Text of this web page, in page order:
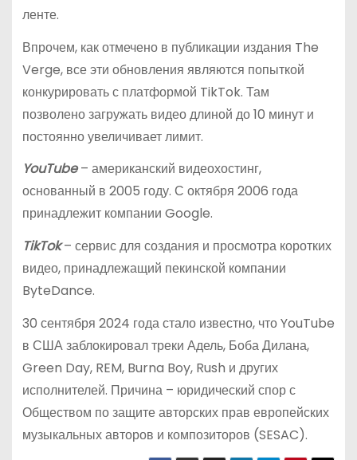
ленте.
Впрочем, как отмечено в публикации издания The
Verge, все эти обновления являются попыткой
конкурировать с платформой TikTok. Там
позволено загружать видео длиной до 10 минут и
постоянно увеличивает лимит.
YouTube– американский видеохостинг,
основанный в 2005 году. С октября 2006 года
принадлежит компании Google.
TikTok– сервис для создания и просмотра коротких
видео, принадлежащий пекинской компании
ByteDance.
30 сентября 2024 года стало известно, что YouTube
в США заблокировал треки Адель, Боба Дилана,
Green Day, REM, Burna Boy, Rush и других
исполнителей. Причина – юридический спор с
Обществом по защите авторских прав европейских
музыкальных авторов и композиторов (SESAC).